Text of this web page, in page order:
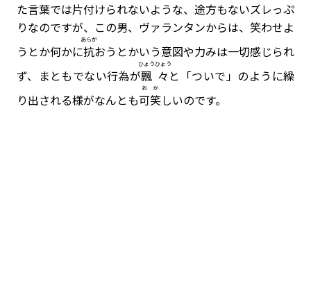
た言葉では片付けられないような、途方もないズレっぷ
りなのですが、この男、ヴァランタンからは、笑わせよ
うとか何かに抗
あらが
おうとかいう意図や力みは一切感じられ
ず、まともでない行為が飄々
ひょうひょう
と「ついで」のように繰
り出される様がなんとも可笑
おか
しいのです。